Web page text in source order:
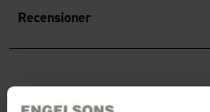
Recensioner
Du kanske också behöver